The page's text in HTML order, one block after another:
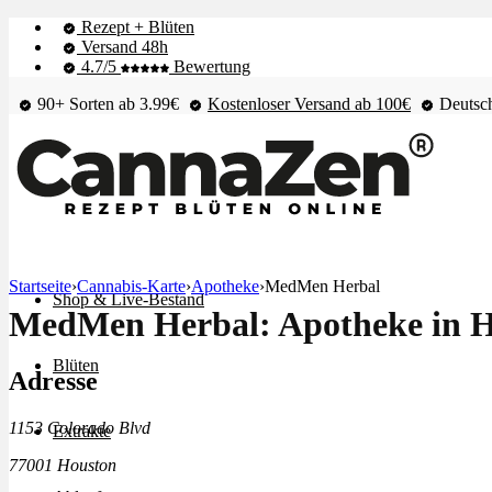
Rezept + Blüten
Versand 48h
4.7/5
Bewertung
90+ Sorten ab 3.99€
Kostenloser Versand ab 100€
Shop & Live-Bestand
Blüten
Extrakte
Startseite›Cannabis-Karte›Apotheke›MedMen Herbal
MedMen Herbal: Apotheke in
Adresse
1153 Colorado Blvd
77001 Houston